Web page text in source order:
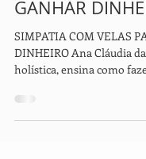
SIMPATIA COM
GANHAR
SIMPATIA COM VELAS
holística, ensina como
prosperidade com...